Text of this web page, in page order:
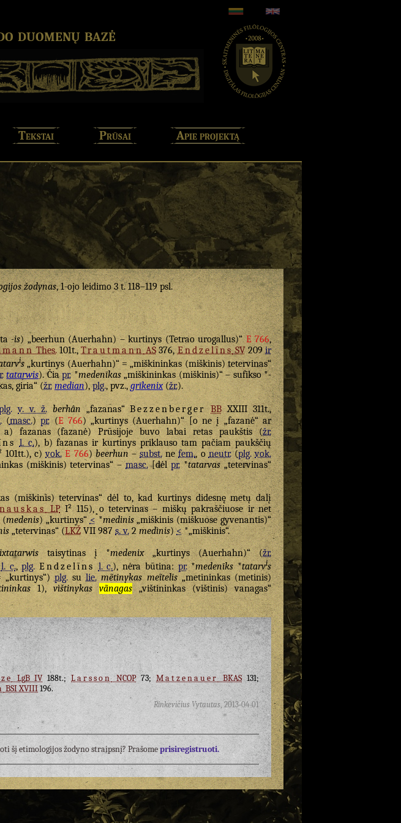
duomenų bazė
Tekstai Prūsai Apie projektą
žodynas, 1-ojo leidimo 3 t. 118–119 psl.
-is) „beerhun (Auerhahn) – kurtinys (Tetrao urogallus)“E 766,
Thes.101t.,Trautmann AS376,EndzelīnsSV209ir
is „kurtinys (Auerhahn)“ = „miškininkas (miškinis) tetervinas“
tatarwis). Čiapr.*medenīkas„miškininkas (miškinis)“ – sufikso *-
giria“ (žr. median),plg., pvz.,grīkenix(žr.).
v. v. ž. berhân„fazanas“Bezzenberger BBXXIII 311t.,
(masc.)pr.(E 766) „kurtinys (Auerhahn)“ [o ne į „fazanė“ ar
fazanas (fazanė) Prūsijoje buvo labai retas paukštis (žr.
l. c.), b) fazanas ir kurtinys priklauso tam pačiam paukščių
101tt.), c)vok. E 766)beerhun–subst.nefem., oneutr.(plg. vok.
(miškinis) tetervinas“ –masc.[dėlpr.*tatarvas„tetervinas“
(miškinis) tetervinas“ dėl to, kad kurtinys didesnę metų dalį
LPI² 115), o tetervinas – miškų pakraščiuose ir net
(medenis) „kurtinys“<*medinis„miškinis (miškuose gyvenantis)“
„tetervinas“ (LKŽVII 987s. v.2medìnis)<*„miškinis“.
taisytinas į *medenix„kurtinys (Auerhahn)“ (žr.
l. c.,plg. Endzelīns l. c.), nėra būtina:pr.*medenīks*tatarvis
„kurtinys“)plg.sulie. mẽtinykas meĩtelis„metininkas (metinis)
1),vìštinykas vãnagas„vištininkas (vištinis) vanagas“
LgB IV188t.;LarssonNCOP73;MatzenauerBKAS131;
BSI XVIII196.
Rinkevičius Vytautas 2013-04-01
šį etimologijos žodyno straipsnį? Prašomeprisiregistruoti.